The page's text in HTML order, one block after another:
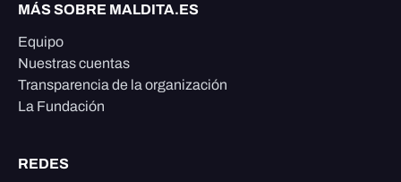
MÁS SOBRE MALDITA.ES
Equipo
Nuestras cuentas
Transparencia de la organización
La Fundación
REDES